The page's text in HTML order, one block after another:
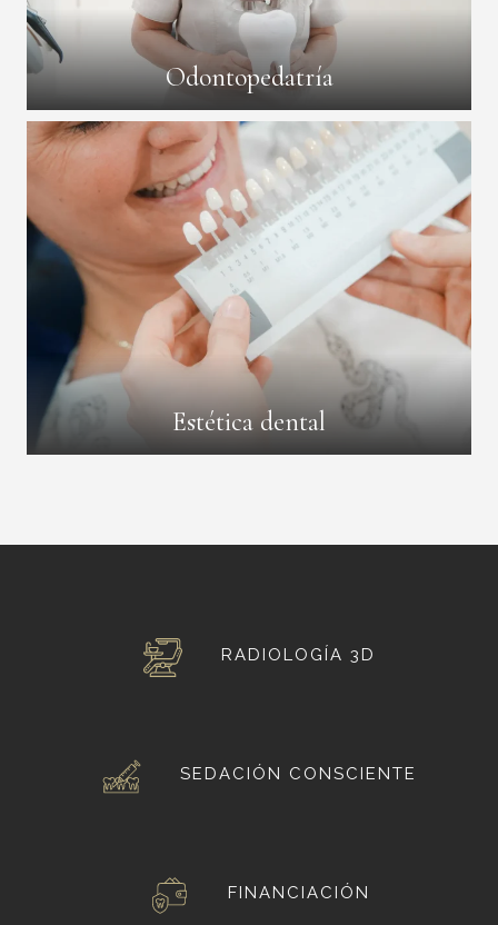
Odontopedatría
Estética dental
RADIOLOGÍA 3D
SEDACIÓN CONSCIENTE
FINANCIACIÓN